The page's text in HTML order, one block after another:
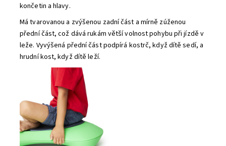
končetin a hlavy.
Má tvarovanou a zvýšenou zadní část a mírně zúženou
přední část, což dává rukám větší volnost pohybu při jízdě v
leže. Vyvýšená přední část podpírá kostrč, když dítě sedí, a
hrudní kost, když dítě leží.